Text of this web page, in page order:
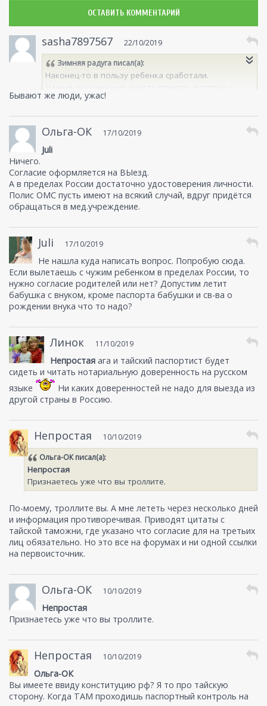
ОСТАВИТЬ КОММЕНТАРИЙ
sasha7897567
22/10/2019
Зимняя радуга писал(а):
Наконец-то в пользу ребенка сработали.
детьми за границу из-за несогласия отца первого
городе осталась со старшей.
Причем папаша не живет с ними уже почти лет
Бывают же люди, ужас!
Ольга-ОК 17/10/2019
Juli
Ничего.
Согласие оформляется на ВЫезд.
А в пределах России достаточно удостоверения личности.
Полис ОМС пусть имеют на всякий случай, вдруг придётся
обращаться в мед.учреждение.
Juli 17/10/2019
Не нашла куда написать вопрос. Попробую сюда.
Если вылетаешь с чужим ребенком в пределах России, то
нужно согласие родителей или нет? Допустим летит
бабушка с внуком, кроме паспорта бабушки и св-ва о
рождении внука что то надо?
Линок 11/10/2019
Непростая ага и тайский паспортист будет
сидеть и читать нотариальную доверенность на русском
языке
Ни каких доверенностей не надо для выезда из
другой страны в Россию.
Непростая
10/10/2019
Ольга-ОКписал(а):
Непростая
Признаетесь уже что вы троллите.
По-моему, троллите вы. А мне лететь через несколько дней
и информация противоречивая. Приводят цитаты с
тайской таможни, где указано что согласие для на третьих
лиц обязательно. Но это все на форумах и ни одной ссылки
на первоисточник.
Ольга-ОК 10/10/2019
Непростая
Признаетесь уже что вы троллите.
Непростая 10/10/2019
Ольга-ОК
Вы имеете ввиду конституцию рф? Я то про тайскую
сторону. Когда ТАМ проходишь паспортный контроль на